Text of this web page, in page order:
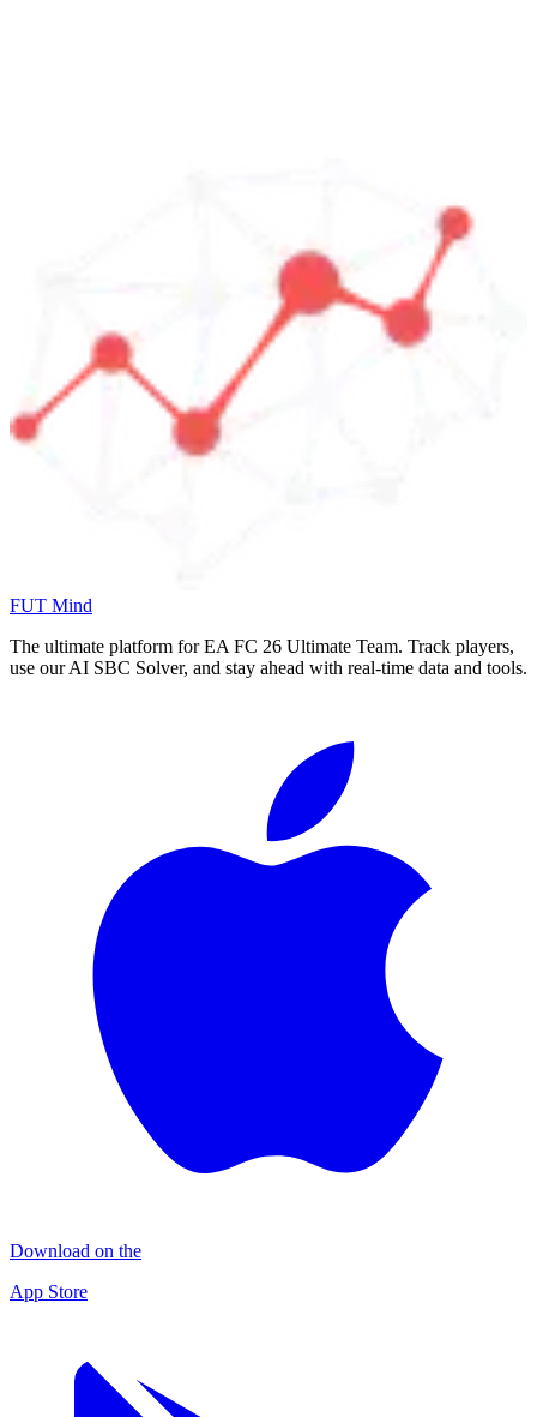
FUT Mind
The ultimate platform for EA FC 26 Ultimate Team. Track players,
use our AI SBC Solver, and stay ahead with real-time data and tools.
Download on the
App Store